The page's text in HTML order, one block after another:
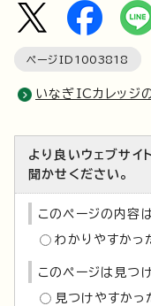
ページID 1003818
いなぎICカレッジ
より良いウェブサイ
聞かせください。
このページの内容
わかりやすかっ
このページは見つ
見つけやすかっ